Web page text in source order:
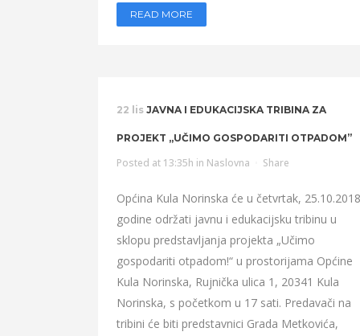
READ MORE
22 lis JAVNA I EDUKACIJSKA TRIBINA ZA
PROJEKT „UČIMO GOSPODARITI OTPADOM”
Posted at 13:35h in Naslovna Share
Općina Kula Norinska će u četvrtak,
godine održati javnu i edukacijsku tribinu u
sklopu predstavljanja projekta „Učimo
gospodariti otpadom!“ u prostorijama Općine
Kula Norinska, Rujnička ulica 1, 20341 Kula
Norinska, s početkom u 17 sati. Predavači na
tribini će biti predstavnici Grada Metkovića,